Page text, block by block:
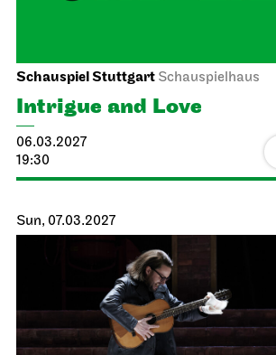
Staatsoper StuttgartOpera House,
Introductory matinee: